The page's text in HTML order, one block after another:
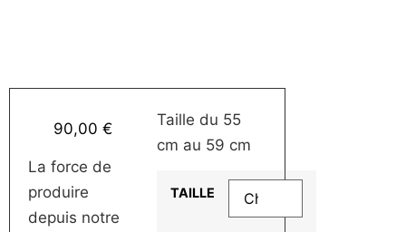
90,00€
La force de
produire
depuis notre
Taille du 55
cm au 59 cm
TAILLE